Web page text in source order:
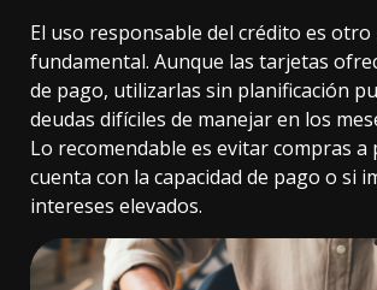
El uso responsable del crédito es
fundamental. Aunque las tarjetas
de pago, utilizarlas sin planificación
deudas difíciles de manejar en los
Lo recomendable es evitar compras a
cuenta con la capacidad de pago o si
intereses elevados.